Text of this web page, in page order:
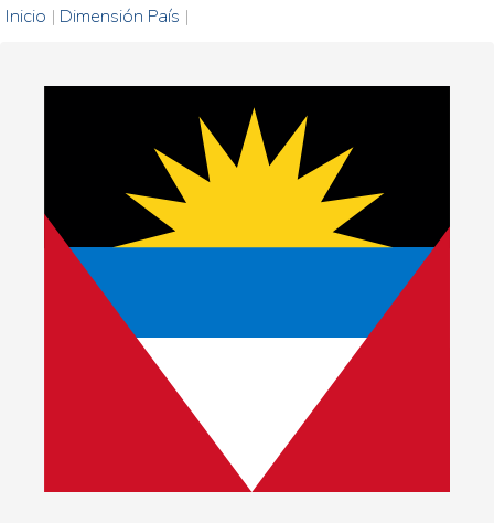
Inicio | Dimensión País |